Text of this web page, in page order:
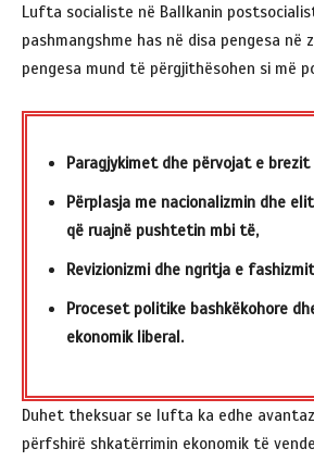
Lufta socialiste në Ballkanin
pashmangshme has në disa pengesa në
pengesa mund të përgjithësohen si më
Paragjykimet dhe përvojat e
Përplasja me nacionalizmin dhe
që ruajnë pushtetin mbi të,
Revizionizmi dhe ngritja e
Proceset politike bashkëkohore
ekonomik liberal.
Duhet theksuar se lufta ka edhe
përfshirë shkatërrimin ekonomik të